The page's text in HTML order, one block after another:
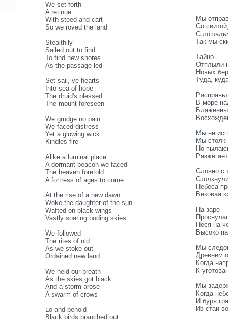
We set forth
A retinue
With steed and cart
So we roved the land
Stealthily
Sailed out to find
To find new shores
As the passage led
Set sail, ye hearts
Into sea of hope
The druid's blessed
The mount foreseen
We grudge no pain
We faced distress
Yet a glowing wick
Kindles fire
Alike a luminal place
A dormant beacon we faced
The heaven foretold
A fortress of ages to come
At the rise of a new dawn
Woke the daughter of the sun
Wafted on black wings
Vastly soaring boding skies
We followed
The rites of old
As we stoke out
Ordained new land
We held our breath
As the skies got black
And a storm arose
A swarm of crows
Lo and behold
Black birds branched out
Мы
Со
С
Так мы
Тайно
Отплыли
Новых
Туда,
В море
Мы не
Мы
Но
Словно с
Небеса
Вековая
На заре
Неся на
Высоко
Мы
Древним
Когда
К
Мы
Когда
И буря
Из стаи